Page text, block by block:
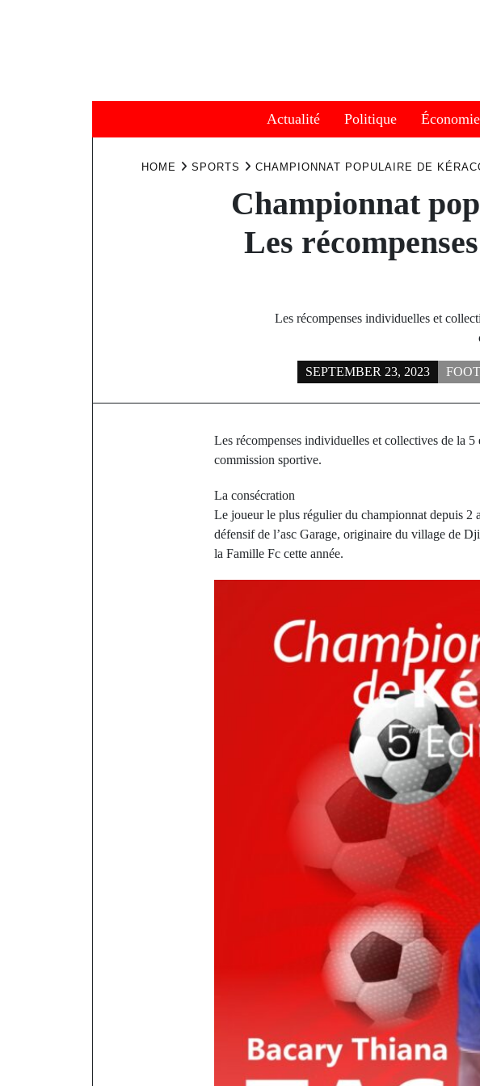
Actualité Politique Économie
HOME SPORTS CHAMPIONNAT POPULAIRE DE
Championnat
Les
Les récompenses individuelles et
SEPTEMBER 23, 2023
Les récompenses individuelles et collectives de la
commission sportive.
La consécration
Le joueur le plus régulier du championnat depuis
défensif de l’asc Garage, originaire du village de
la Famille Fc cette année.